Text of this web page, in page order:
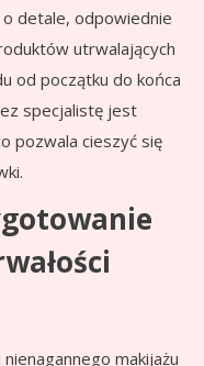
o detale, odpowiednie
utrwalających
od początku do końca
specjalistę jest
pozwala cieszyć się
nienagannego makijażu